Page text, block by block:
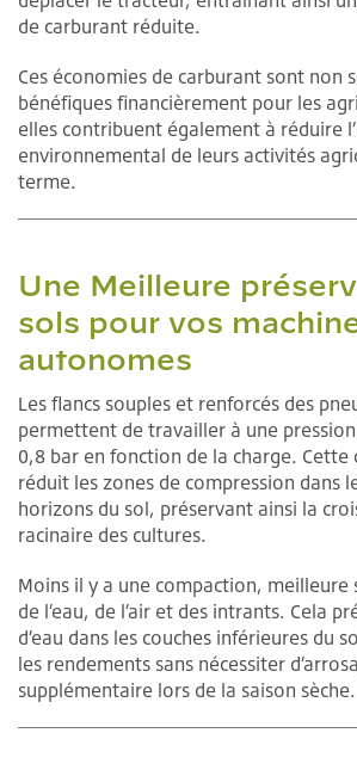
de carburant réduite.
Ces économies de carburant sont non
bénéfiques financièrement pour les
elles contribuent également à réduire
environnemental de leurs activités
terme.
Une Meilleure
sols pour vos
autonomes
Les flancs souples et renforcés des
permettent de travailler à une pression
0,8 bar en fonction de la charge. Cette
réduit les zones de compression dans
horizons du sol, préservant ainsi la
racinaire des cultures.
Moins il y a une compaction, meilleure
de l’eau, de l’air et des intrants. Cela
d’eau dans les couches inférieures du
les rendements sans nécessiter
supplémentaire lors de la saison sèche.